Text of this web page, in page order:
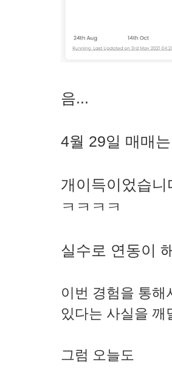
음...
4월 29일 매매
개이득이었습니
ㅋㅋㅋㅋ
실수로 연동이
이번 경험을 통해
있다는 사실을 깨
그럼 오늘도